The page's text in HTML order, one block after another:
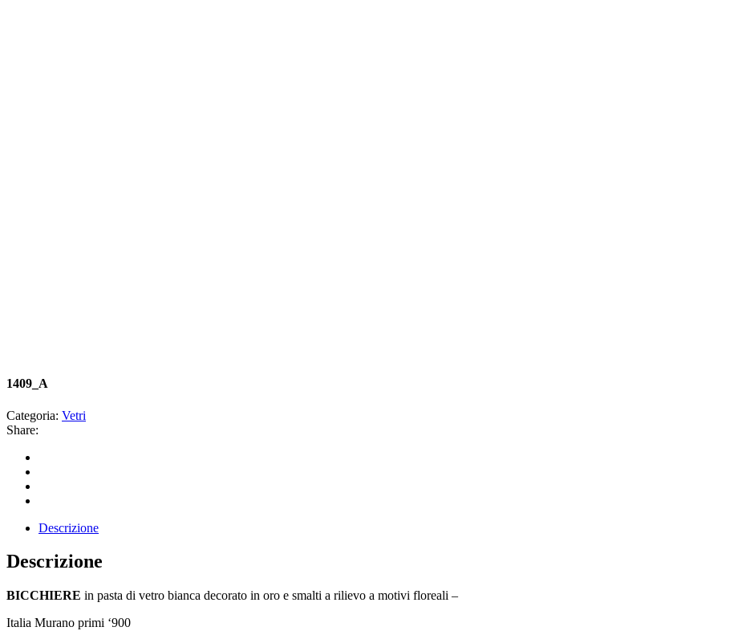
1409_A
Categoria: Vetri
Share:
Descrizione
Descrizione
BICCHIERE in pasta di vetro bianca decorato in oro e smalti a rilievo a motivi floreali –
Italia Murano primi ‘900